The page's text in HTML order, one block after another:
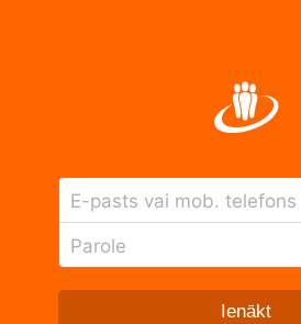
E-pasts vai mob. telefons
Parole
Ienākt